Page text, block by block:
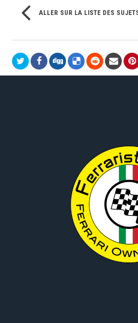
ALLER SUR LA LISTE DES